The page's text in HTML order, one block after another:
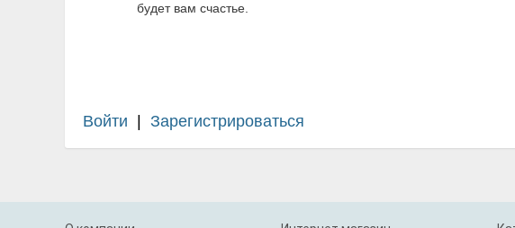
будет вам счастье.
Войти Зарегистрироваться